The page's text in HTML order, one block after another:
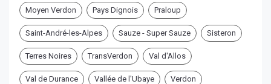
Moyen Verdon Pays Dignois Praloup
Saint-André-les-Alpes Sauze - Super Sauze Sisteron
Terres Noires TransVerdon Val d'Allos
Val de Durance Vallée de l'Ubaye Verdon